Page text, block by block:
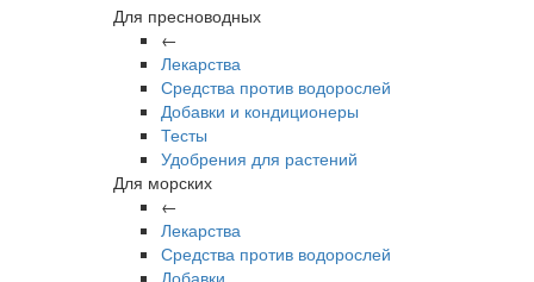
Для пресноводных
←
Лекарства
Средства против водорослей
Добавки и кондиционеры
Тесты
Удобрения для растений
Для морских
←
Лекарства
Средства против водорослей
Добавки